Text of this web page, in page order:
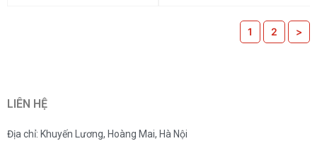
1 2 >
LIÊN HỆ
Địa chỉ: Khuyến Lương, Hoàng Mai, Hà Nội